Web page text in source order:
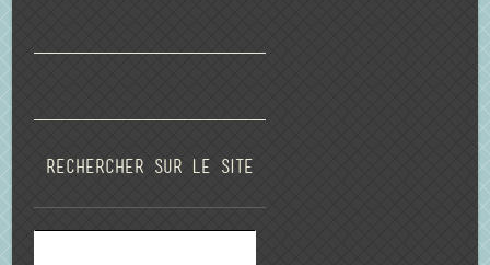
Rechercher sur le site